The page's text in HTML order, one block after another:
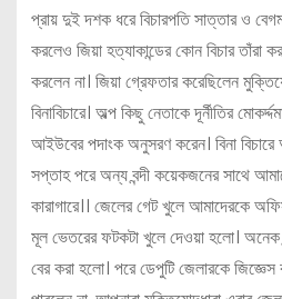
প্রায় দুই দশক ধরে বিচারপতি সাত্তার ও বেগম
করলেও জিয়া হত্যাকান্ডের কোন বিচার তাঁরা
করলেন না। জিয়া গ্রেফতার করেছিলেন
বিনাবিচারে। অল্প কিছু নেতাকে দূর্নীতির
আইউবের পদাংক অনুসরণ করেন। বিনা
সপ্তাহ পরে অন্য বন্দী কয়েকজনের সাথে
কারাগারে।। জেলের গেট খুলে আমাদেরকে
মূল ভেতরের ফটকটা খুলে দেওয়া হলো। অনেক
বের করা হলো। পরে ডেপুটি জেলারকে